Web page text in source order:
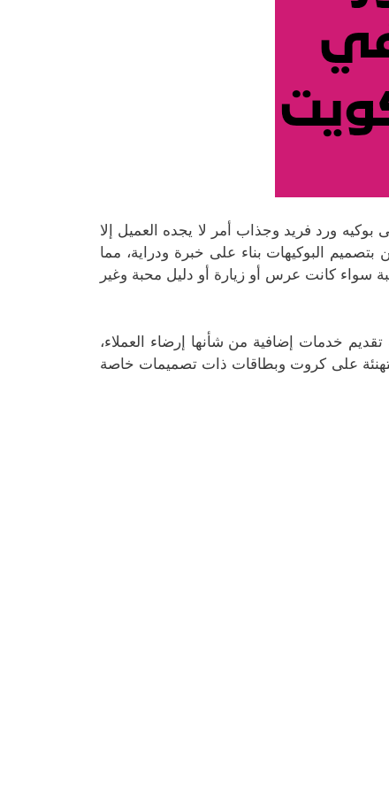
ورد فريد وجذاب أمر لا يجده العميل إلا
البوكيهات بناء على خبرة ودراية، مما
سواء كانت عرس أو زيارة أو دليل محبة وغير
خدمات إضافية من شأنها إرضاء العملاء،
على كروت وبطاقات ذات تصميمات خاصة